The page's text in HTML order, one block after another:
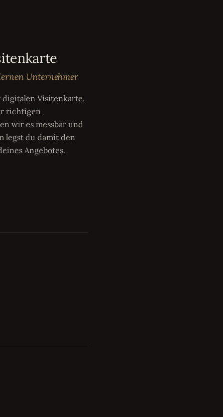
Unternehmer
digitalen Visitenkarte.
richtigen
wir es messbar und
legst du damit den
Angebotes.